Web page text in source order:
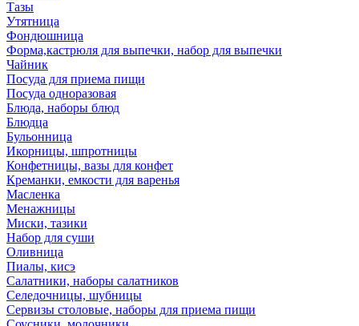
Тазы
Утятница
Фондюшница
Форма,кастрюля для выпечки, набор для выпечки
Чайник
Посуда для приема пищи
Посуда одноразовая
Блюда, наборы блюд
Блюдца
Бульонница
Икорницы, шпротницы
Конфетницы, вазы для конфет
Креманки, емкости для варенья
Масленка
Менажницы
Миски, тазики
Набор для суши
Оливница
Пиалы, кисэ
Салатники, наборы салатников
Селедочницы, шубницы
Сервизы столовые, наборы для приема пищи